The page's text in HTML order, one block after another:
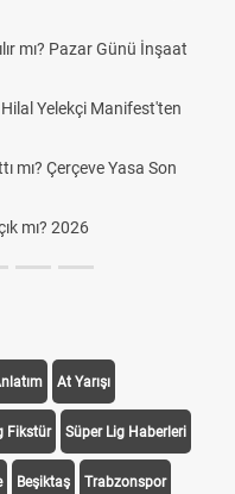
mı? Pazar Günü İnşaat
Yelekçi Manifest'ten
mı? Çerçeve Yasa Son
mı? 2026
At Yarışı
Fikstür Süper Lig Haberleri
Beşiktaş Trabzonspor